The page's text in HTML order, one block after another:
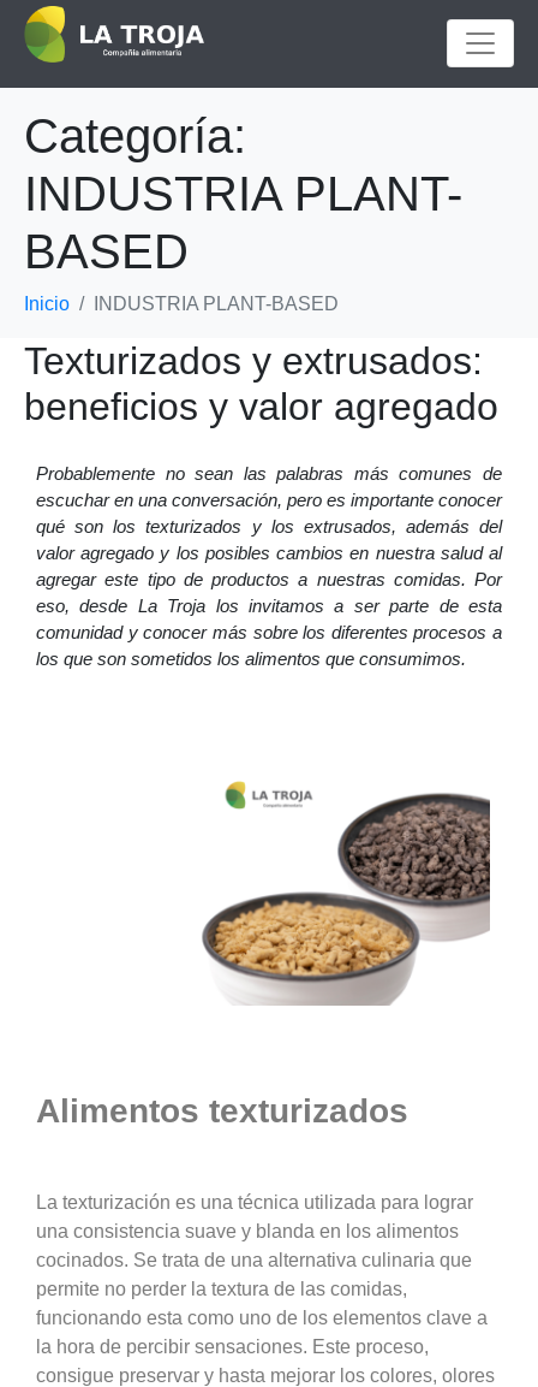
Categoría:
INDUSTRIA PLANT-
BASED
Inicio INDUSTRIA PLANT-BASED
Texturizados y extrusados:
beneficios y valor agregado
Probablemente no sean las palabras más comunes de
escuchar en una conversación, pero es importante conocer
qué son los texturizados y los extrusados, además del
valor agregado y los posibles cambios en nuestra salud al
agregar este tipo de productos a nuestras comidas. Por
eso, desde La Troja los invitamos a ser parte de esta
comunidad y conocer más sobre los diferentes procesos a
los que son sometidos los alimentos que consumimos.
Alimentos texturizados
La texturización es una técnica utilizada para lograr
una consistencia suave y blanda en los alimentos
cocinados. Se trata de una alternativa culinaria que
permite no perder la textura de las comidas,
funcionando esta como uno de los elementos clave a
la hora de percibir sensaciones. Este proceso,
consigue preservar y hasta mejorar los colores, olores